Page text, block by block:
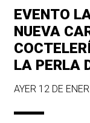
EVENTO
NUEVA
LA PERLA
AYER 12 DE